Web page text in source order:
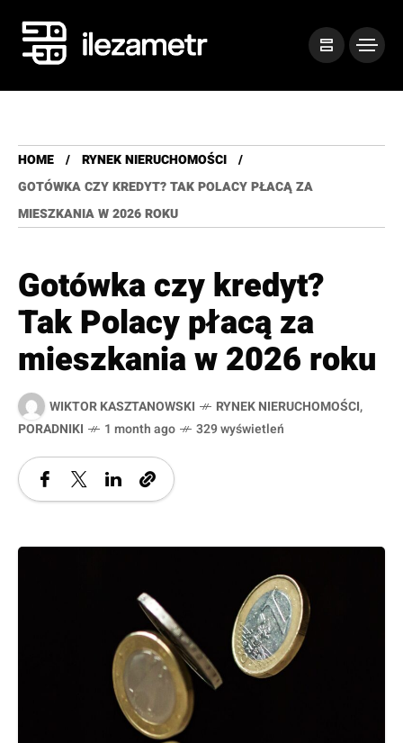
HOME
RYNEK NIERUCHOMOŚCI
GOTÓWKA CZY KREDYT? TAK POLACY PŁACĄ ZA
MIESZKANIA W 2026 ROKU
Gotówka czy kredyt?
Tak Polacy płacą za
mieszkania w 2026 roku
WIKTOR KASZTANOWSKI RYNEK NIERUCHOMOŚCI,
PORADNIKI
1 month ago 329 wyświetleń